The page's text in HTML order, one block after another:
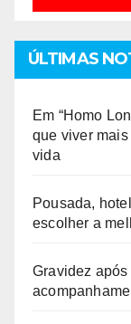
ÚLTIMAS
Em “Homo
que viver
vida
Pousada,
escolher a
Gravidez